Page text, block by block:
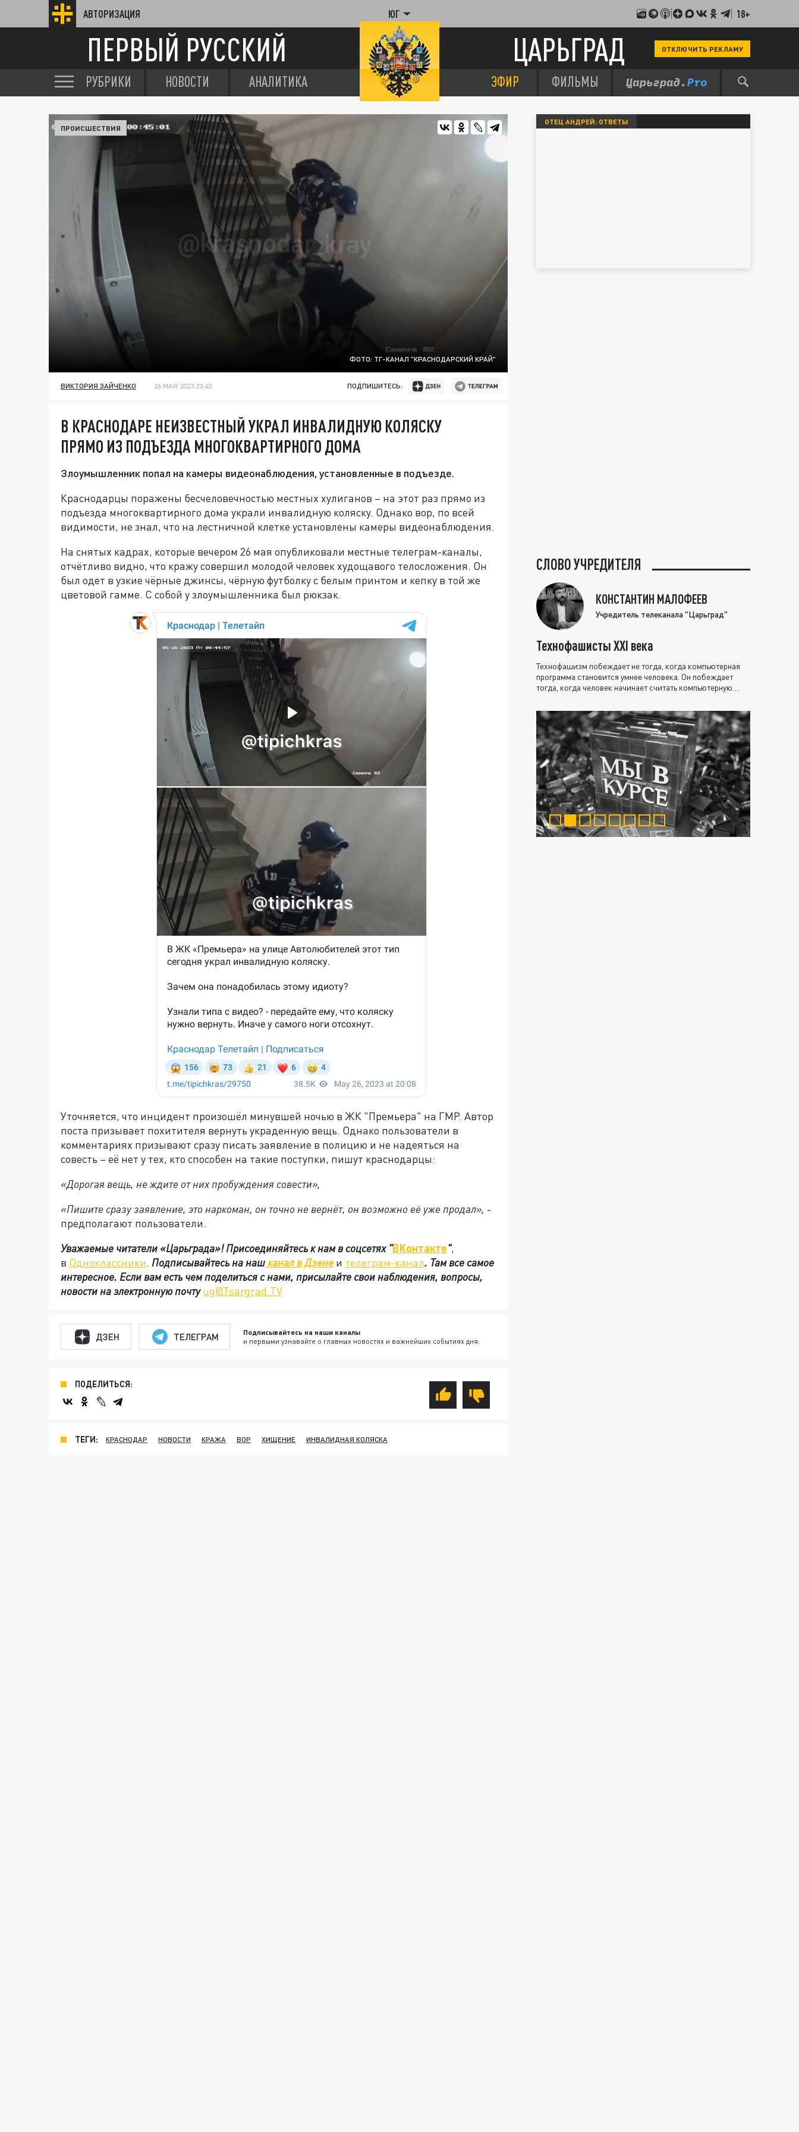
АВТОРИЗАЦИЯ ЮГ 18+
ПЕРВЫЙ РУССКИЙ ЦАРЬГРАД ОТКЛЮЧИТЬ РЕКЛАМУ
РУБРИКИ НОВОСТИ АНАЛИТИКА ЭФИР ФИЛЬМЫ
ФОТО: ТГ-КАНАЛ "КРАСНОДАРСКИЙ КРАЙ"
ПРОИСШЕСТВИЯ
ВИКТОРИЯ ЗАЙЧЕНКО 26 МАЯ 2023 23:43 ПОДПИШИТЕСЬ:
В КРАСНОДАРЕ НЕИЗВЕСТНЫЙ УКРАЛ ИНВАЛИДНУЮ КОЛЯСКУ
ПРЯМО ИЗ ПОДЪЕЗДА МНОГОКВАРТИРНОГО ДОМА
Злоумышленник попал на камеры видеонаблюдения, установленные в подъезде.
Краснодарцы поражены бесчеловечностью местных хулиганов – на этот раз прямо из
подъезда многоквартирного дома украли инвалидную коляску. Однако вор, по всей
видимости, не знал, что на лестничной клетке установлены камеры видеонаблюдения.
На снятых кадрах, которые вечером 26 мая опубликовали местные телеграм-каналы,
отчётливо видно, что кражу совершил молодой человек худощавого телосложения. Он
был одет в узкие чёрные джинсы, чёрную футболку с белым принтом и кепку в той же
цветовой гамме. С собой у злоумышленника был рюкзак.
Уточняется, что инцидент произошёл минувшей ночью в ЖК "Премьера" на ГМР. Автор
поста призывает похитителя вернуть украденную вещь. Однако пользователи в
комментариях призывают сразу писать заявление в полицию и не надеяться на
совесть – её нет у тех, кто способен на такие поступки, пишут краснодарцы:
«Дорогая вещь, не ждите от них пробуждения совести»,
«Пишите сразу заявление, это наркоман, он точно не вернёт, он возможно её уже продал», -
предполагают пользователи.
Уважаемые читатели «Царьграда»!Присоединяйтесь к нам в соцсетях"ВКонтакте",
в Одноклассники. Подписывайтесь на нашканал в Дзене и телеграм-канал. Там все самое
интересное. Если вам есть чем поделиться с нами, присылайте свои наблюдения, вопросы,
новости на электронную почтуug@Tsargrad.TV
ДЗЕН ТЕЛЕГРАМ Подписывайтесь на наши каналы
и первыми узнавайте о главных новостях и важнейших событиях дня.
ПОДЕЛИТЬСЯ:
ТЕГИ: КРАСНОДАР НОВОСТИ КРАЖА ВОР ХИЩЕНИЕ ИНВАЛИДНАЯ КОЛЯСКА
ОТЕЦ АНДРЕЙ: ОТВЕТЫ
СЛОВО УЧРЕДИТЕЛЯ
КОНСТАНТИН МАЛОФЕЕВ
Учредитель телеканала "Царьград"
Технофашисты XXI века
Технофашизм побеждает не тогда, когда компьютерная
программа становится умнее человека. Он побеждает
тогда, когда человек начинает считать компьютерную